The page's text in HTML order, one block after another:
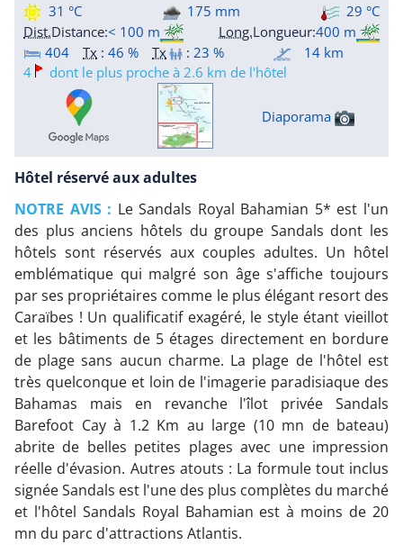
31 °C 175 mm
29 °C
Dist.Distance:< 100 m Long.Longueur:400 m
404
Tx : 46 % Tx :23 %
14 km
4
dont le plus proche à 2.6 km de l'hôtel
Diaporama
Hôtel réservé aux adultes
NOTRE AVIS : Le Sandals Royal Bahamian 5* est l'un
des plus anciens hôtels du groupe Sandals dont les
hôtels sont réservés aux couples adultes. Un hôtel
emblématique qui malgré son âge s'affiche toujours
par ses propriétaires comme le plus élégant resort des
Caraïbes ! Un qualificatif exagéré, le style étant vieillot
et les bâtiments de 5 étages directement en bordure
de plage sans aucun charme. La plage de l'hôtel est
très quelconque et loin de l'imagerie paradisiaque des
Bahamas mais en revanche l'îlot privée Sandals
Barefoot Cay à 1.2 Km au large (10 mn de bateau)
abrite de belles petites plages avec une impression
réelle d'évasion. Autres atouts : La formule tout inclus
signée Sandals est l'une des plus complètes du marché
et l'hôtel Sandals Royal Bahamian est à moins de 20
mn du parc d'attractions Atlantis.